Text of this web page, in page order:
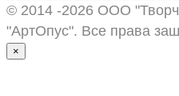
© 2014 -2026 ООО
"АртОпус". Все права
×